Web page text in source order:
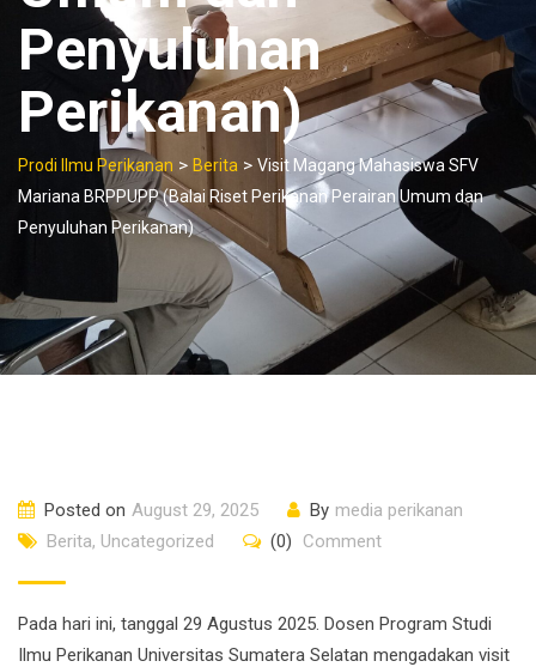
Penyuluhan
Perikanan)
Prodi Ilmu Perikanan > Berita > Visit Magang Mahasiswa SFV
Mariana BRPPUPP (Balai Riset Perikanan Perairan Umum dan
Penyuluhan Perikanan)
Posted on August 29, 2025 By media perikanan
Berita, Uncategorized (0) Comment
Pada hari ini, tanggal 29 Agustus 2025. Dosen Program Studi
Ilmu Perikanan Universitas Sumatera Selatan mengadakan visit